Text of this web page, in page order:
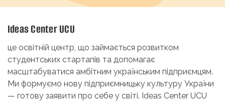
Ideas Center UCU
це освітній центр, що займається розвитком
студентських стартапів та допомагає
масштабуватися амбітним українським підприємцям.
Ми формуємо нову підприємницьку культуру України
— готову заявити про себе у світі. Ideas Center UCU